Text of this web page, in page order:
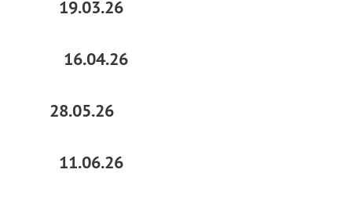
19.03.26
16.04.26
28.05.26
11.06.26